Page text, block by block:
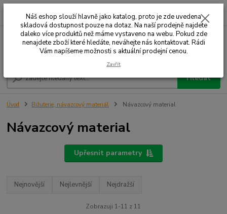
Menu
Hledat
+420 732 707 573 za
Úvod Bižuterie, návazcový materiál Návazcový material
Návazcový material
Upřesnit parametry
Nejnovější Nejlevnější Nejdražší
Zobrazuji 1-11 z 11
Náš eshop slouží hlavně jako katalog, proto je zde uvedena
skladová dostupnost pouze na dotaz. Na naší prodejně najdete
daleko více produktů než máme vystaveno na webu. Pokud zde
nenajdete zboží které hledáte, neváhejte nás kontaktovat. Rádi
Vám napíšeme možnosti s aktuální prodejní cenou.
Zavřít